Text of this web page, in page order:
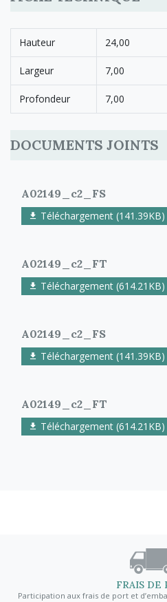
Hauteur 24,00
Largeur 7,00
Profondeur 7,00
DOCUMENTS JOINTS
A02149_c2_FS
Téléchargement (141.39KB)
A02149_c2_FT
Téléchargement (614.21KB)
A02149_c2_FS
Téléchargement (141.39KB)
A02149_c2_FT
Téléchargement (614.21KB)
FRAIS DE
Participation aux frais de port et